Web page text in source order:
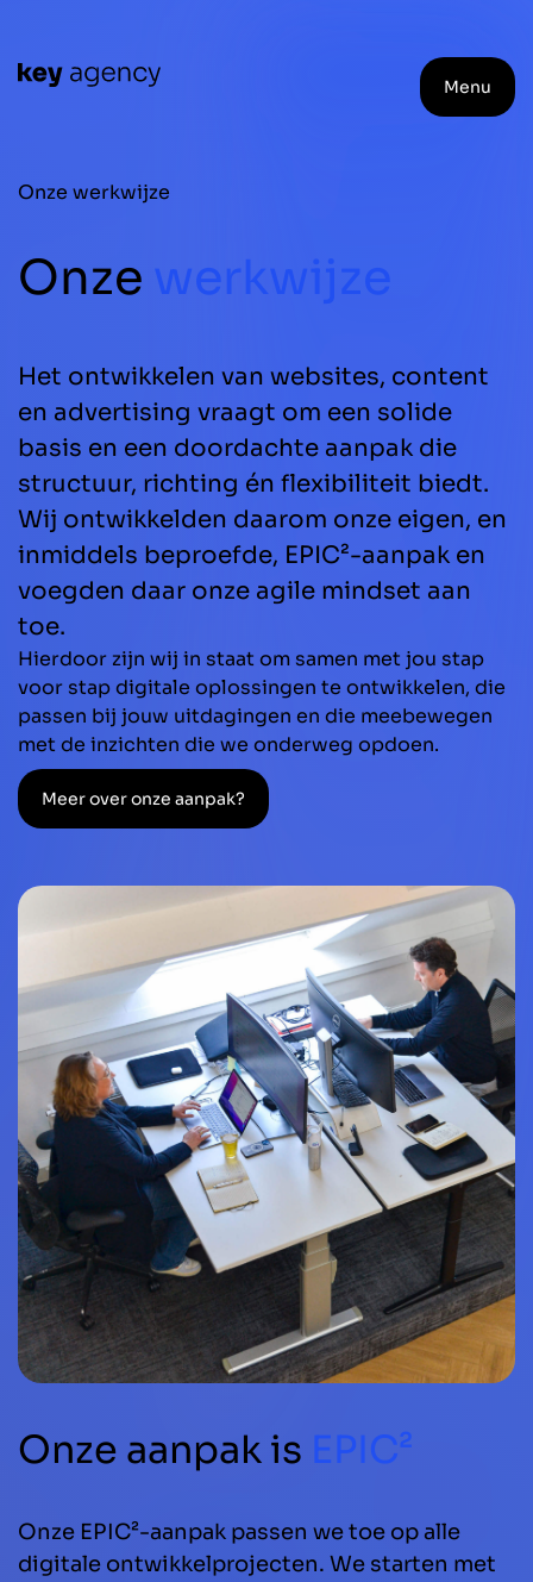
Menu
Onze werkwijze
Onze werkwijze
Het ontwikkelen van websites, content
en advertising vraagt om een solide
basis en een doordachte aanpak die
structuur, richting én flexibiliteit biedt.
Wij ontwikkelden daarom onze eigen, en
inmiddels beproefde, EPIC²-aanpak en
voegden daar onze agile mindset aan
toe.
Hierdoor zijn wij in staat om samen met jou stap
voor stap digitale oplossingen te ontwikkelen, die
passen bij jouw uitdagingen en die meebewegen
met de inzichten die we onderweg opdoen.
Meer over onze aanpak?
Onze aanpak is EPIC²
Onze EPIC²-aanpak passen we toe op alle
digitale ontwikkelprojecten. We starten met